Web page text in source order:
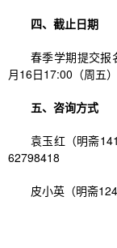
四、截止日期
春季学期提交报
月16日17:00（周五）
五、咨询方式
袁玉红（明斋
62798418
皮小英（明斋